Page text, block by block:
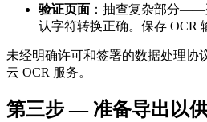
验证页面 ：抽查复杂部分
认字符转换正确。保存 OCR
未经明确许可和签署的数据处理协
云 OCR 服务。
第三步 — 准备导出以